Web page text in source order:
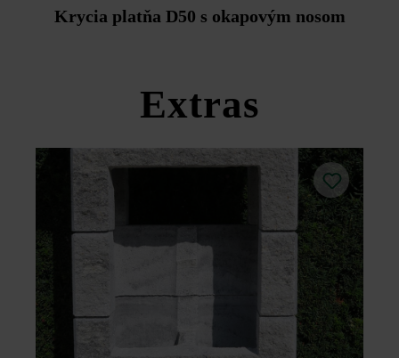
Duoprotect DP30 (paralelná dodávka je možná za
príplatok).
Krycia platňa D50 s okapovým nosom
Extras